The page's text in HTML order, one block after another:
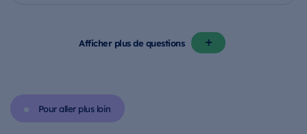
Afficher plus de questions
Pour aller plus loin